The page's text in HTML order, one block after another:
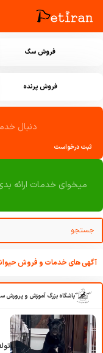
فروش سگ
فروش پرنده
ثبت درخواست
دنبال
میخوای خدمات ارائه
آگهی های خدمات و فروش
باشگاه بزرگ آموزش و پرورش